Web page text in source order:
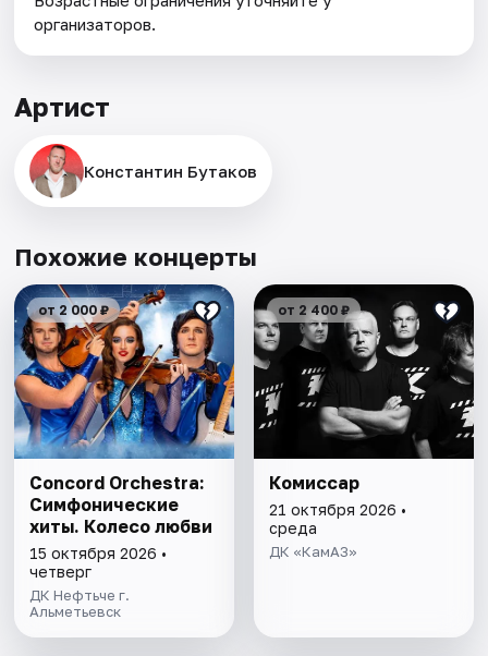
организаторов.
Артист
Константин Бутаков
Похожие концерты
от 2 000 ₽
Concord Orchestra:
Симфонические
хиты. Колесо любви
15 октября 2026 •
четверг
ДК Нефтьче г.
Альметьевск
от 2 400 ₽
Комиссар
21 октября 2026 •
среда
ДК «КамАЗ»